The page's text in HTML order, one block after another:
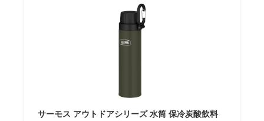
サーモス アウトドアシリーズ 水筒 保冷炭酸飲料